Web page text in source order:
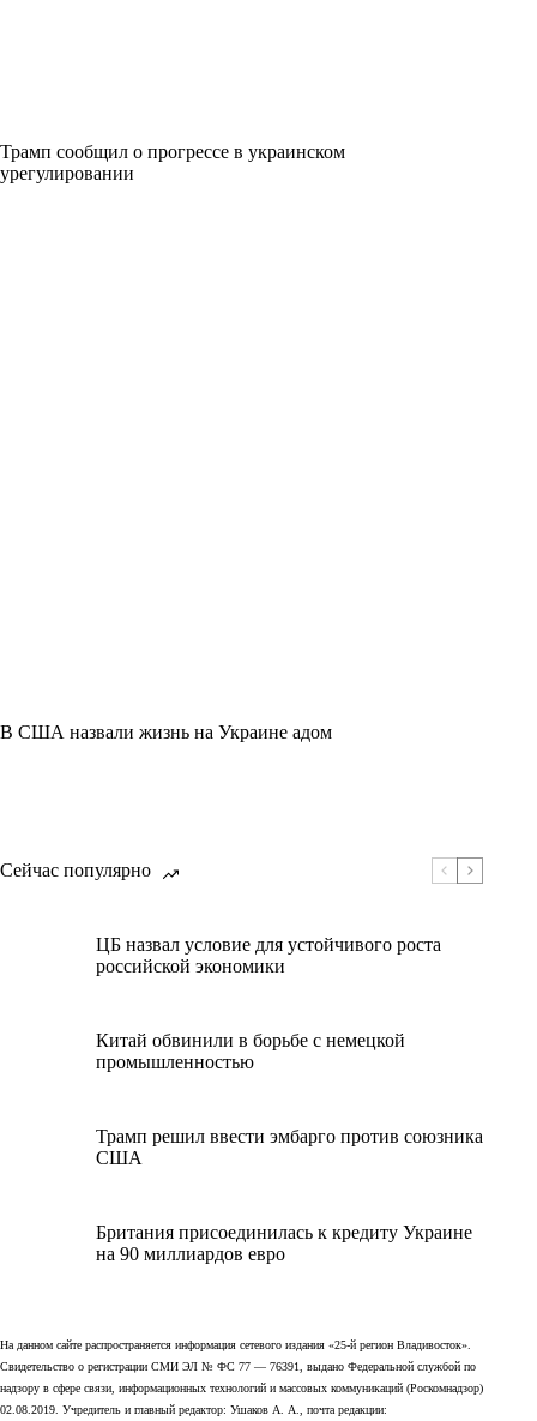
Трамп сообщил о прогрессе в украинском
урегулировании
В США назвали жизнь на Украине адом
Сейчас популярно
ЦБ назвал условие для устойчивого роста
российской экономики
Китай обвинили в борьбе с немецкой
промышленностью
Трамп решил ввести эмбарго против союзника
США
Британия присоединилась к кредиту Украине
на 90 миллиардов евро
На данном сайте распространяется информация сетевого издания «25-й регион Владивосток».
Свидетельство о регистрации СМИ ЭЛ № ФС 77 — 76391, выдано Федеральной службой по
надзору в сфере связи, информационных технологий и массовых коммуникаций (Роскомнадзор)
02.08.2019. Учредитель и главный редактор: Ушаков А. А., почта редакции: